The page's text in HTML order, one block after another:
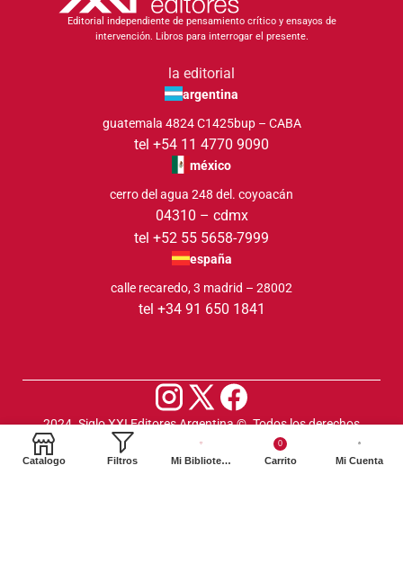
Editorial independiente de pensamiento crítico y ensayos de
intervención. Libros para interrogar el presente.
la editorial
argentina
guatemala 4824 C1425bup – CABA
tel +54 11 4770 9090
méxico
cerro del agua 248 del. coyoacán
04310 – cdmx
tel +52 55 5658-7999
españa
calle recaredo, 3 madrid – 28002
tel +34 91 650 1841
2024. Siglo XXI Editores Argentina ©️. Todos los derechos
reservados
Catalogo Filtros Mi Biblioteca
0
Carrito Mi Cuenta